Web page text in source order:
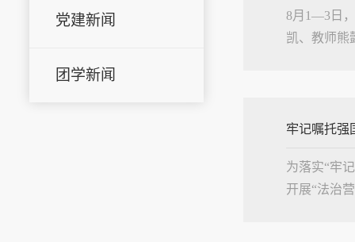
党建新闻
团学新闻
8月1—3日
凯、教师熊
牢记嘱托强
为落实“牢
开展“法治